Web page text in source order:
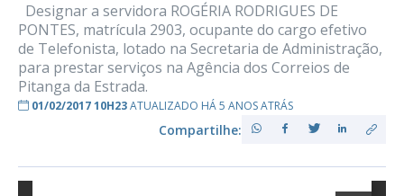
Designar a servidora ROGÉRIA RODRIGUES DE
PONTES, matrícula 2903, ocupante do cargo efetivo
de Telefonista, lotado na Secretaria de Administração,
para prestar serviços na Agência dos Correios de
Pitanga da Estrada.
01/02/2017 10H23ATUALIZADO HÁ 5 ANOS ATRÁS
Compartilhe: